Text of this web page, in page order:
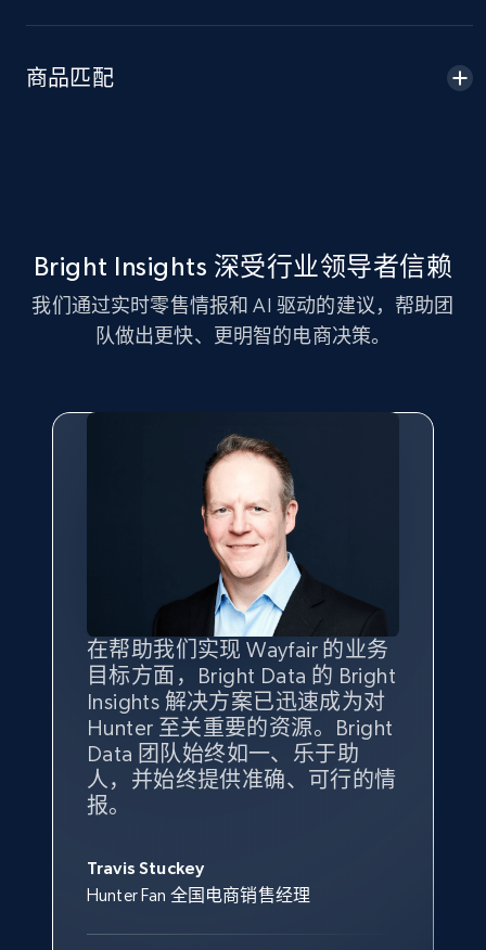
Amazon sellers info
URL, Product id, Title, Seller name, Seller rating,
Seller reviews, Breadcrumbs, Root category, and
eBay - Gather data on products using
URL, Product id, Title, Seller name, Seller rating,
Seller reviews, Breadcrumbs, Root category, and
more.
2.5K+ 359+ 立即开始
eBay - Collect products from shops on eBay
Seller reviews, Breadcrumbs, Root category, and
more.
商品匹配
Bright Insights 深受行业领导者信赖
我们通过实时零售情报和 AI 驱动的建议，帮助团
队做出更快、更明智的电商决策。
在帮助我们实现 Wayfair 的业务
目标方面，Bright Data 的 Bright
Insights 解决方案已迅速成为对
Hunter 至关重要的资源。Bright
Data 团队始终如一、乐于助
人，并始终提供准确、可行的情
报。
Travis Stuckey
Hunter Fan 全国电商销售经理
Bright Insights 的数据极大地支
持了我们公司的目标。每个产品
类别的市场份额帮助我们以主要
竞争对手为基准，而供应商的销
售情况则从战术上帮助我们的营
销团队扩大产品种类。
Overstock 的客户战略与洞察总监
我们之所以选择 Bright
Insights，是因为它能够跟踪销
售情况，并绘制对我们业务至关
重要的竞争产品类别图。
Yael Fridman
Keter 的市场总监
借助 Bright Data 的解决方案，
我们获得了对市场领域、产品、
竞争格局以及消费者行为趋势的
独特且全面的洞察。
Beverly Taylor
Kingston Brass, Inc. 商品规划总监